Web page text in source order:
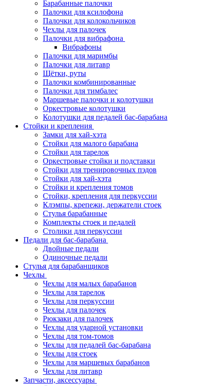
Барабанные палочки
Палочки для ксилофона
Палочки для колокольчиков
Чехлы для палочек
Палочки для вибрафона
Вибрафоны
Палочки для маримбы
Палочки для литавр
Щётки, руты
Палочки комбинированные
Палочки для тимбалес
Маршевые палочки и колотушки
Оркестровые колотушки
Колотушки для педалей бас-барабана
Стойки и крепления
Замки для хай-хэта
Стойки для малого барабана
Стойки для тарелок
Оркестровые стойки и подставки
Стойки для тренировочных пэдов
Стойки для хай-хэта
Стойки и крепления томов
Стойки, крепления для перкуссии
Клэмпы, крепежи, держатели стоек
Стулья барабанные
Комплекты стоек и педалей
Столики для перкуссии
Педали для бас-барабана
Двойные педали
Одиночные педали
Стулья для барабанщиков
Чехлы
Чехлы для малых барабанов
Чехлы для тарелок
Чехлы для перкуссии
Чехлы для палочек
Рюкзаки для палочек
Чехлы для ударной установки
Чехлы для том-томов
Чехлы для педалей бас-барабана
Чехлы для стоек
Чехлы для маршевых барабанов
Чехлы для литавр
Запчасти, аксессуары